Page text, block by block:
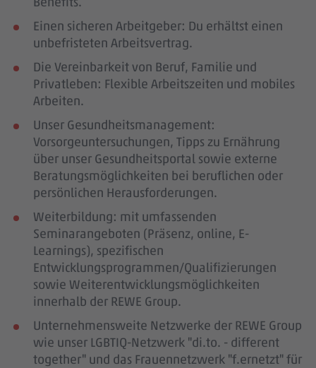
Einen sicheren Arbeitgeber: Du erhältst einen
unbefristeten Arbeitsvertrag.
Die Vereinbarkeit von Beruf, Familie und
Privatleben: Flexible Arbeitszeiten und mobiles
Arbeiten.
Unser Gesundheitsmanagement:
Vorsorgeuntersuchungen, Tipps zu Ernährung
über unser Gesundheitsportal sowie externe
Beratungsmöglichkeiten bei beruflichen oder
persönlichen Herausforderungen.
Weiterbildung: mit umfassenden
Seminarangeboten (Präsenz, online, E-
Learnings), spezifischen
Entwicklungsprogrammen/Qualifizierungen
sowie Weiterentwicklungsmöglichkeiten
innerhalb der REWE Group.
Unternehmensweite Netzwerke der REWE Group
wie unser LGBTIQ-Netzwerk "di.to. - different
together" und das Frauennetzwerk "f.ernetzt" für